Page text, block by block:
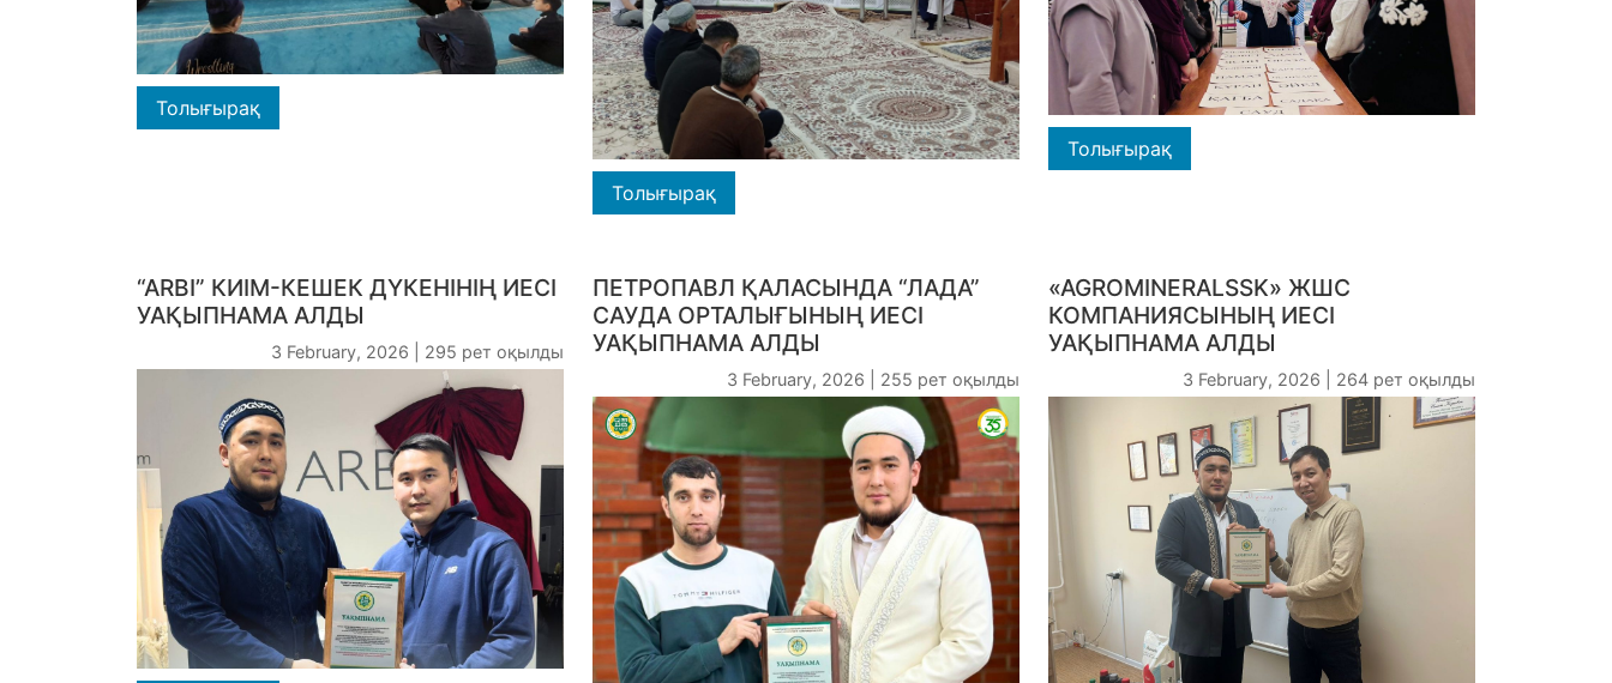
Толығырақ
Толығырақ
Толығырақ
“ARBI” КИІМ-КЕШЕК ДҮКЕНІНІҢ ИЕСІ
УАҚЫПНАМА АЛДЫ
3 February, 2026 | 295 рет оқылды
ПЕТРОПАВЛ ҚАЛАСЫНДА “ЛАДА”
САУДА ОРТАЛЫҒЫНЫҢ ИЕСІ
УАҚЫПНАМА АЛДЫ
3 February, 2026 | 255 рет оқылды
«AGROMINERALSSK» ЖШС
КОМПАНИЯСЫНЫҢ ИЕСІ
УАҚЫПНАМА АЛДЫ
3 February, 2026 | 264 рет оқылды